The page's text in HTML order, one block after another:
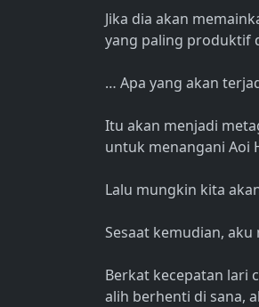
Jika dia akan
yang paling produktif
… Apa yang akan
Itu akan menjadi
untuk menangani Aoi
Lalu mungkin kita
Sesaat kemudian,
Berkat kecepatan lari
alih berhenti di sana,